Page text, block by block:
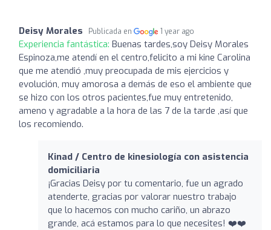
Deisy Morales Publicada en 1 year ago
Experiencia fantástica: Buenas tardes,soy Deisy Morales
Espinoza,me atendí en el centro,felicito a mi kine Carolina
que me atendió ,muy preocupada de mis ejercicios y
evolución, muy amorosa a demás de eso el ambiente que
se hizo con los otros pacientes,fue muy entretenido,
ameno y agradable a la hora de las 7 de la tarde ,así que
los recomiendo.
Kinad / Centro de kinesiología con asistencia
domiciliaria
¡Gracias Deisy por tu comentario, fue un agrado
atenderte, gracias por valorar nuestro trabajo
que lo hacemos con mucho cariño, un abrazo
grande, acá estamos para lo que necesites! ❤️❤️